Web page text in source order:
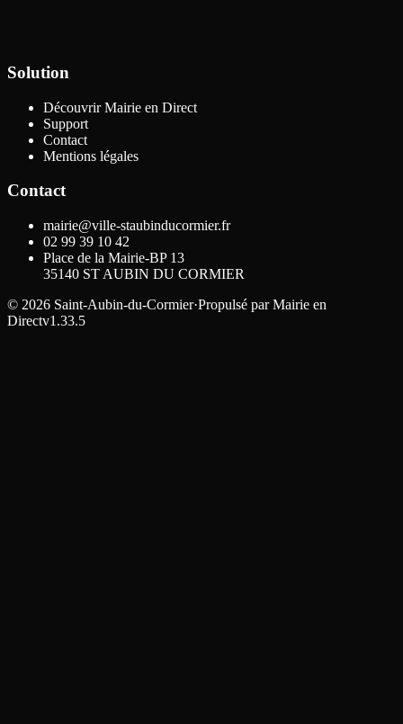
Solution
Découvrir Mairie en Direct
Support
Contact
Mentions légales
Contact
mairie@ville-staubinducormier.fr
02 99 39 10 42
Place de la Mairie-BP 13
35140 ST AUBIN DU CORMIER
© 2026 Saint-Aubin-du-Cormier·Propulsé par Mairie en
Directv1.33.5